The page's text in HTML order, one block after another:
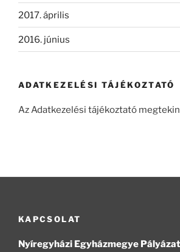
2017. április
2016. június
ADATKEZELÉSI TÁJÉKOZTATÓ
Az Adatkezelési tájékoztató
KAPCSOLAT
Nyíregyházi Egyházmegye